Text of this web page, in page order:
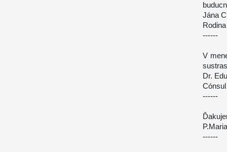
Jána
------
V
Dr.
------
------